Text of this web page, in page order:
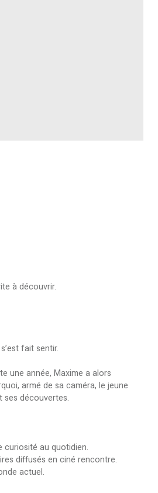
à découvrir.
fait sentir.
une année, Maxime a alors
armé de sa caméra, le jeune
ses découvertes.
curiosité au quotidien.
diffusés en ciné rencontre.
actuel.